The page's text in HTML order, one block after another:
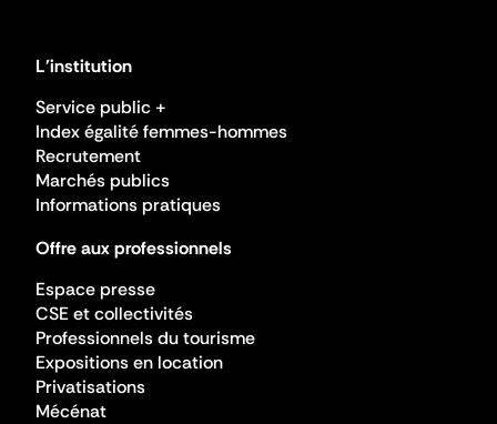
L'institution
Service public +
Index égalité femmes-hommes
Recrutement
Marchés publics
Informations pratiques
Offre aux professionnels
Espace presse
CSE et collectivités
Professionnels du tourisme
Expositions en location
Privatisations
Mécénat